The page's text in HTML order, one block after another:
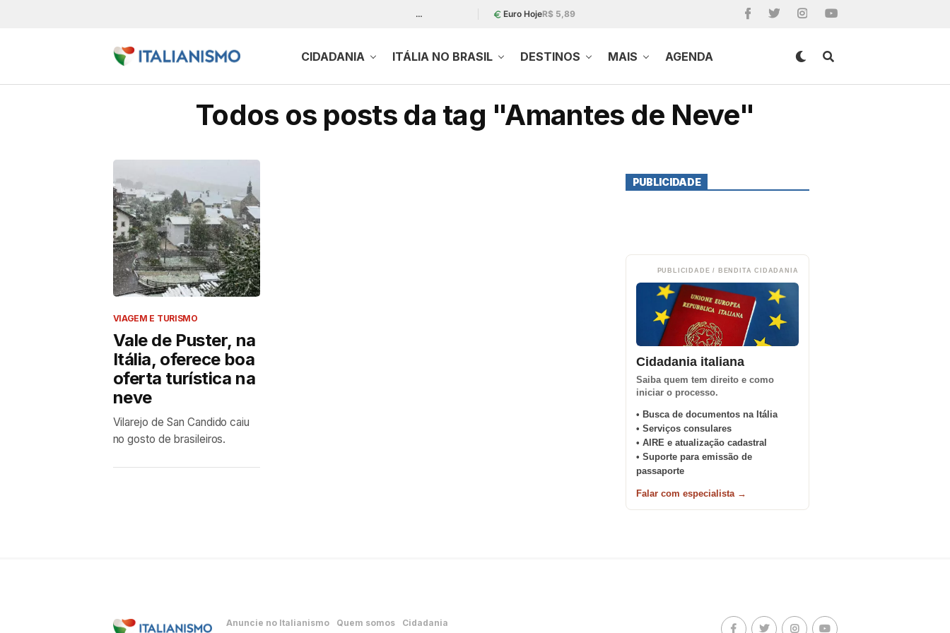
… Euro HojeR$ 5,89
CIDADANIA ITÁLIA NO BRASIL DESTINOS MAIS AGENDA
Todos os posts da tag "Amantes de Neve"
VIAGEM E TURISMO
Vale de Puster, na
Itália, oferece boa
oferta turística na
neve
Vilarejo de San Candido caiu
no gosto de brasileiros.
PUBLICIDADE
PUBLICIDADE / BENDITA CIDADANIA
Cidadania italiana
Saiba quem tem direito e como
iniciar o processo.
• Busca de documentos na Itália
• Serviços consulares
• AIRE e atualização cadastral
• Suporte para emissão de
passaporte
Falar com especialista →
Anuncie no Italianismo Quem somos
Cidadania